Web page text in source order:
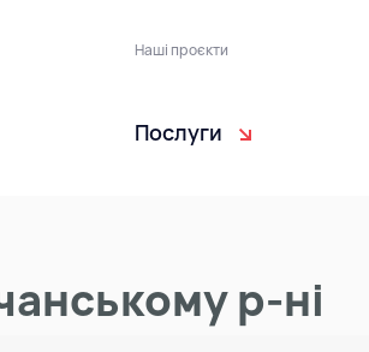
Наші проєкти
Послуги
р-ні